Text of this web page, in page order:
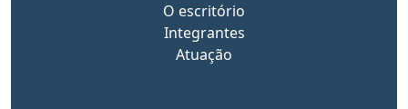
O escritório
Integrantes
Atuação